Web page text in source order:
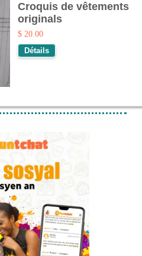
Croquis de vêtements
originals
$ 20.00
Détails